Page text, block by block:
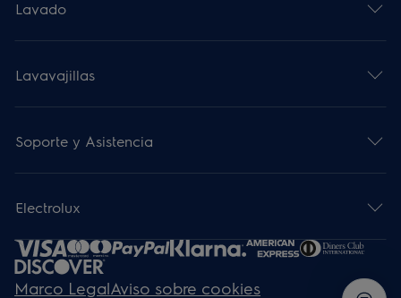
Lavado
Lavavajillas
Soporte y Asistencia
Electrolux
Marco LegalAviso sobre cookies